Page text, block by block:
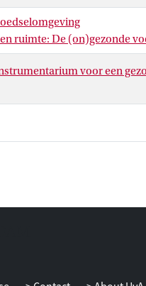
ruimte: De (on)gezonde
voor een